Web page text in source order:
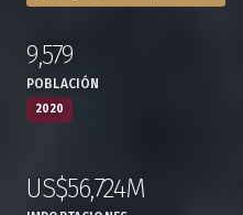
2020
:9,579
POBLACIÓN
:US$56,724M